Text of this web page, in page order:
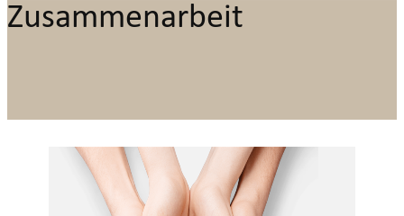
Zusammenarbeit